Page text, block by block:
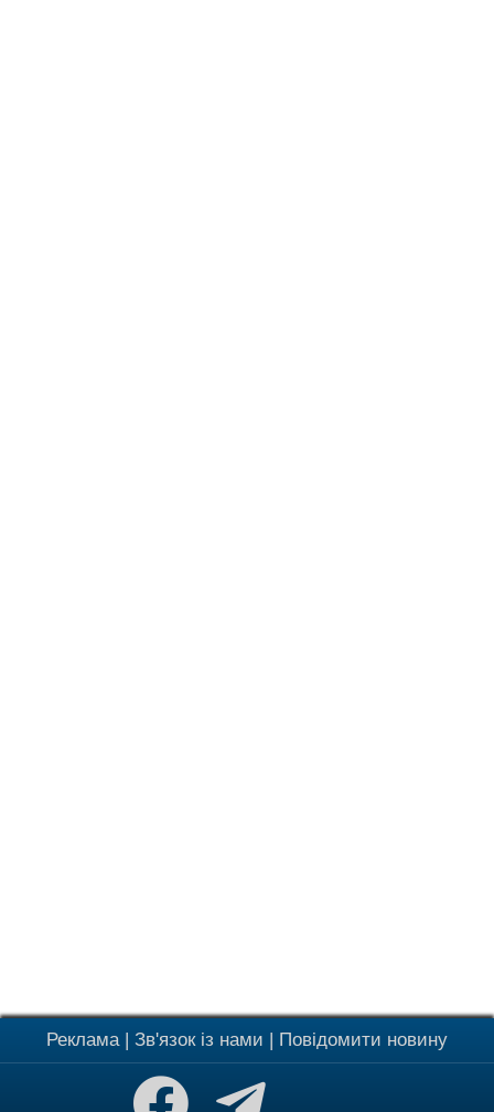
Реклама| Зв'язок із нами | Повідомити новину